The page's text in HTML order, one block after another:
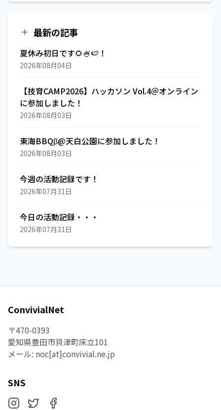
最新の記事
夏休み初日です🌻🍧🍉！
2026年08月04日
【技育CAMP2026】ハッカソン Vol.4＠オンライン
に参加しました！
2026年08月03日
東海BBQβ@天白公園に参加しました！
2026年08月03日
今週の活動記録です！
2026年07月31日
今日の活動記録・・・
2026年07月31日
ConvivialNet
〒470-0393
愛知県豊田市貝津町床立101
メール: noc[at]convivial.ne.jp
SNS